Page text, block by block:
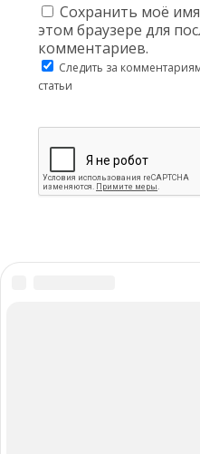
Сохранить моё
этом браузере для
комментариев.
Следить за
статьи